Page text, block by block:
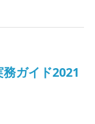
ガイド2021